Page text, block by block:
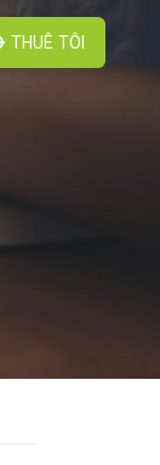
THUÊ TÔI